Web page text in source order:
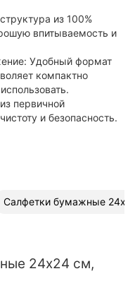
из 100%
впитываемость и
Удобный формат
компактно
первичной
и безопасность.
Салфетки бумажные
24x24 см,